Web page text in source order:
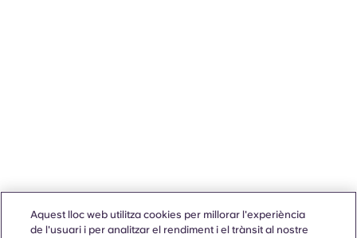
Aquest lloc web utilitza cookies per millorar l'experiència
de l'usuari i per analitzar el rendiment i el trànsit al nostre